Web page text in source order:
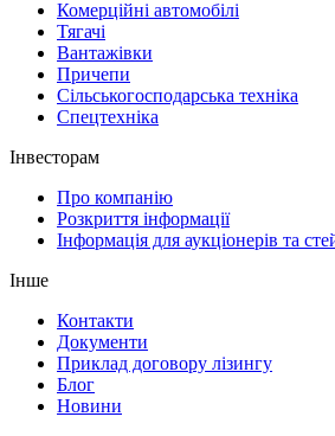
Комерційні автомобілі
Тягачі
Вантажівки
Причепи
Сільськогосподарська техніка
Спецтехніка
Інвесторам
Про компанію
Розкриття інформації
Інформація для аукціонерів та
Інше
Контакти
Документи
Приклад договору лізингу
Блог
Новини